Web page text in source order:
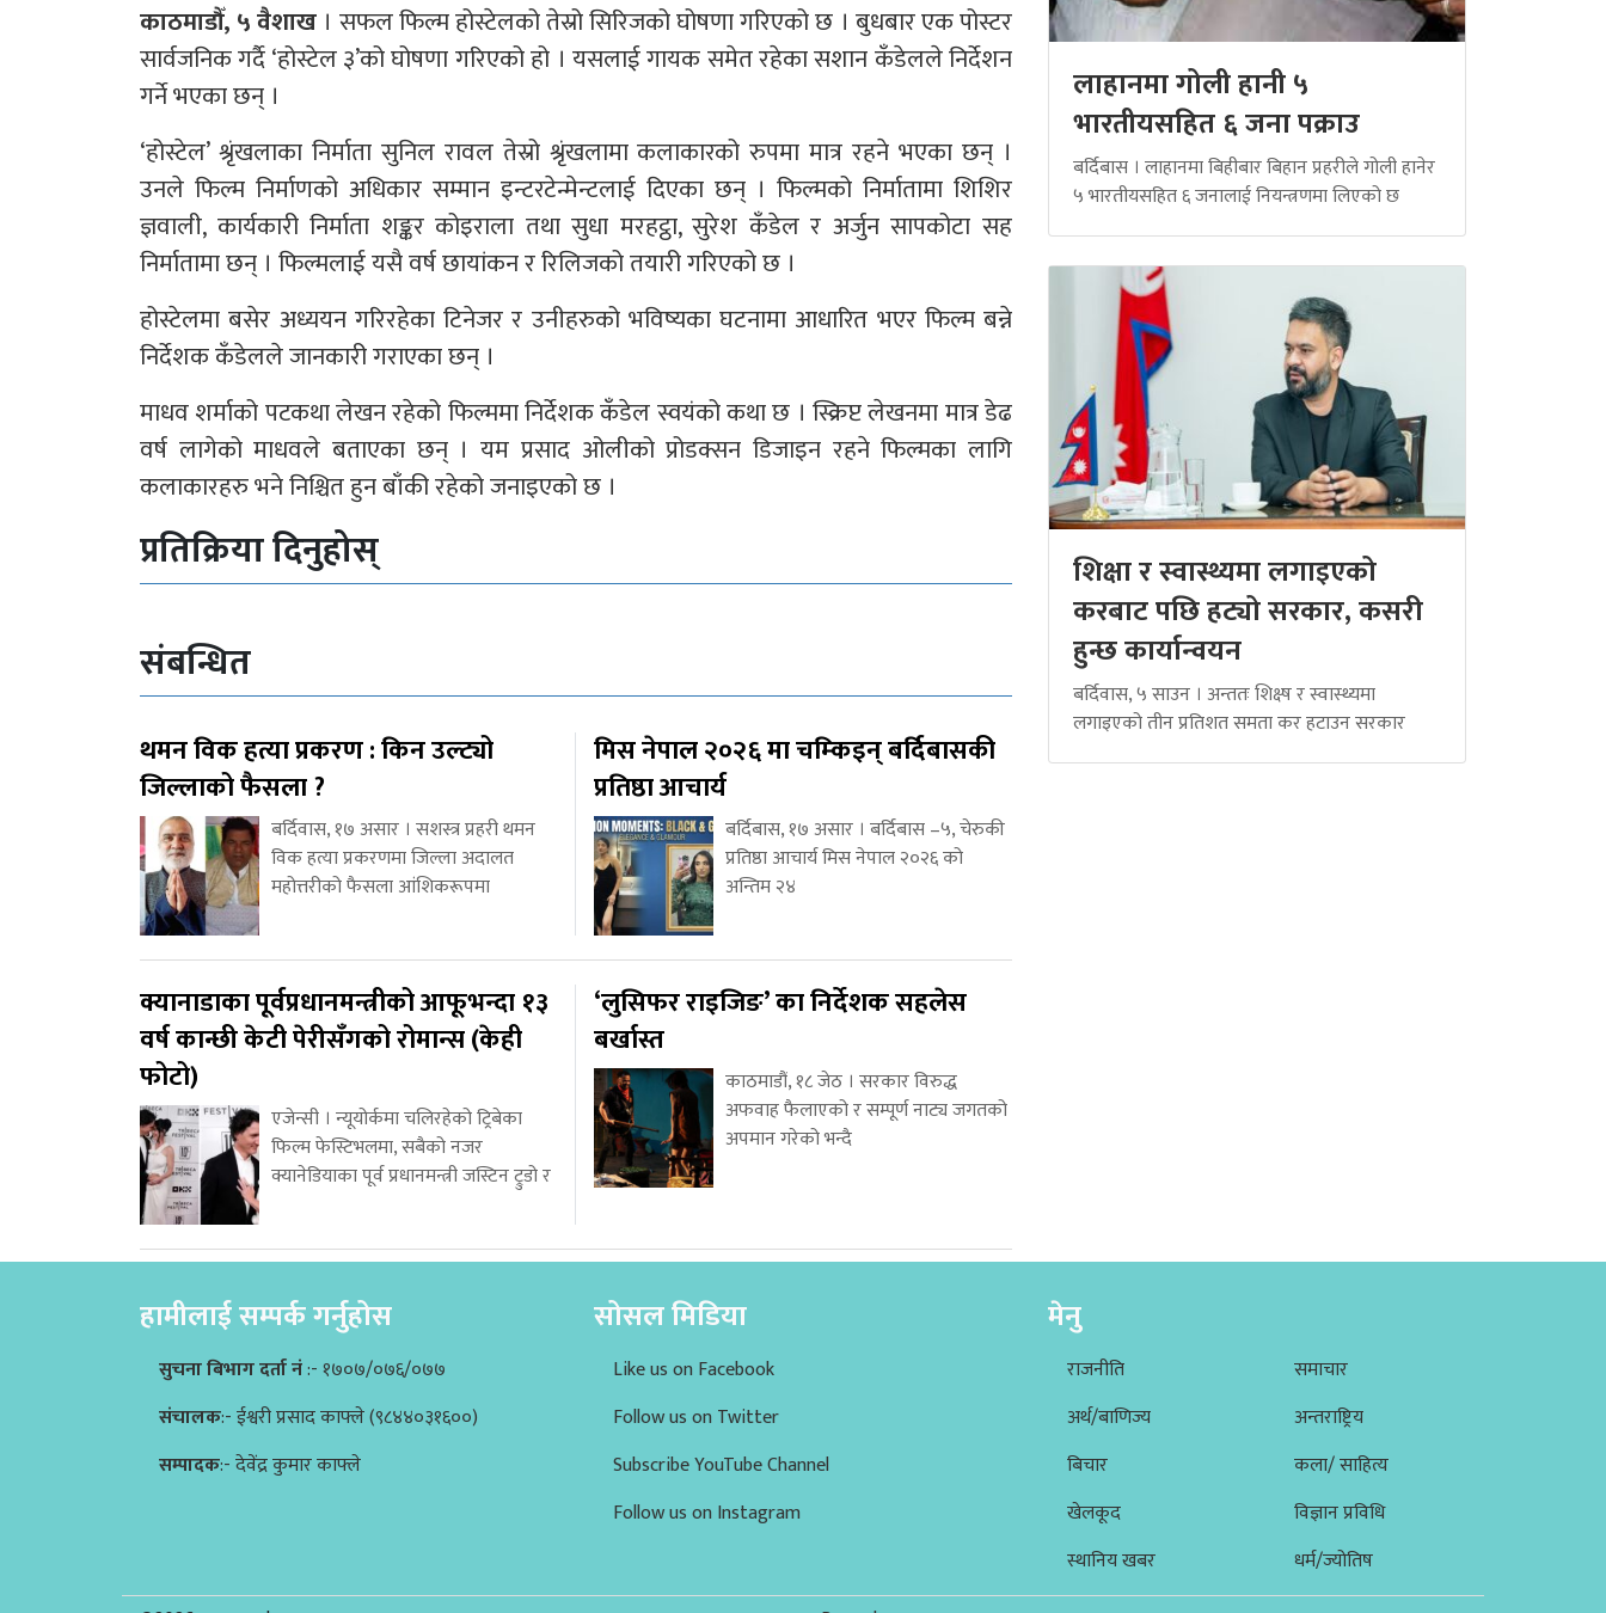
काठमाडौँ, ५ वैशाख । सफल फिल्म होस्टेलको तेस्रो सिरिजको घोषणा गरिएको छ । बुधबार एक पोस्टर
सार्वजनिक गर्दै ‘होस्टेल ३’को घोषणा गरिएको हो । यसलाई गायक समेत रहेका सशान कँडेलले निर्देशन
गर्ने भएका छन् ।
‘होस्टेल’ श्रृंखलाका निर्माता सुनिल रावल तेस्रो श्रृंखलामा कलाकारको रुपमा मात्र रहने भएका छन् ।
उनले फिल्म निर्माणको अधिकार सम्मान इन्टरटेन्मेन्टलाई दिएका छन् । फिल्मको निर्मातामा शिशिर
ज्ञवाली, कार्यकारी निर्माता शङ्कर कोइराला तथा सुधा मरहट्ठा, सुरेश कँडेल र अर्जुन सापकोटा सह
निर्मातामा छन् । फिल्मलाई यसै वर्ष छायांकन र रिलिजको तयारी गरिएको छ ।
होस्टेलमा बसेर अध्ययन गरिरहेका टिनेजर र उनीहरुको भविष्यका घटनामा आधारित भएर फिल्म बन्ने
निर्देशक कँडेलले जानकारी गराएका छन् ।
माधव शर्माको पटकथा लेखन रहेको फिल्ममा निर्देशक कँडेल स्वयंको कथा छ । स्क्रिप्ट लेखनमा मात्र डेढ
वर्ष लागेको माधवले बताएका छन् । यम प्रसाद ओलीको प्रोडक्सन डिजाइन रहने फिल्मका लागि
कलाकारहरु भने निश्चित हुन बाँकी रहेको जनाइएको छ ।
प्रतिक्रिया दिनुहोस्
संबन्धित
थमन विक हत्या प्रकरण : किन उल्ट्यो
जिल्लाको फैसला ?
बर्दिवास, १७ असार । सशस्त्र प्रहरी थमन
विक हत्या प्रकरणमा जिल्ला अदालत
महोत्तरीको फैसला आंशिकरूपमा
मिस नेपाल २०२६ मा चम्किइन् बर्दिबासकी
प्रतिष्ठा आचार्य
बर्दिबास, १७ असार । बर्दिबास –५, चेरुकी
प्रतिष्ठा आचार्य मिस नेपाल २०२६ को
अन्तिम २४
क्यानाडाका पूर्वप्रधानमन्त्रीको आफूभन्दा १३
वर्ष कान्छी केटी पेरीसँगको रोमान्स (केही
फोटो)
एजेन्सी । न्यूयोर्कमा चलिरहेको ट्रिबेका
फिल्म फेस्टिभलमा, सबैको नजर
क्यानेडियाका पूर्व प्रधानमन्त्री जस्टिन ट्रुडो र
‘लुसिफर राइजिङ’ का निर्देशक सहलेस
बर्खास्त
काठमाडौं, १८ जेठ । सरकार विरुद्ध
अफवाह फैलाएको र सम्पूर्ण नाट्य जगतको
अपमान गरेको भन्दै
लाहानमा गोली हानी ५
भारतीयसहित ६ जना पक्राउ
बर्दिबास । लाहानमा बिहीबार बिहान प्रहरीले गोली हानेर
५ भारतीयसहित ६ जनालाई नियन्त्रणमा लिएको छ
शिक्षा र स्वास्थ्यमा लगाइएको
करबाट पछि हट्यो सरकार, कसरी
हुन्छ कार्यान्वयन
बर्दिवास, ५ साउन । अन्ततः शिक्ष्ष र स्वास्थ्यमा
लगाइएको तीन प्रतिशत समता कर हटाउन सरकार
हामीलाई सम्पर्क गर्नुहोस
सुचना बिभाग दर्ता नं:- १७०७/०७६/०७७
संचालक:- ईश्वरी प्रसाद काफ्ले (९८४४०३१६००)
सम्पादक:- देवेंद्र कुमार काफ्ले
सोसल मिडिया
Like us on Facebook
Follow us on Twitter
Subscribe YouTube Channel
Follow us on Instagram
मेनु
राजनीति
अर्थ/बाणिज्य
बिचार
खेलकूद
स्थानिय खबर
समाचार
अन्तराष्ट्रिय
कला/ साहित्य
विज्ञान प्रविधि
धर्म/ज्योतिष